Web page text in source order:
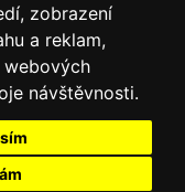
zobrazení
a reklam,
návštěvnosti.
proudu.
ceny!